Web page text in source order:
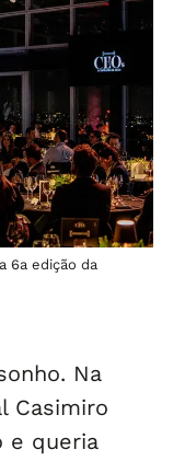
6a edição da
Na
Casimiro
e queria